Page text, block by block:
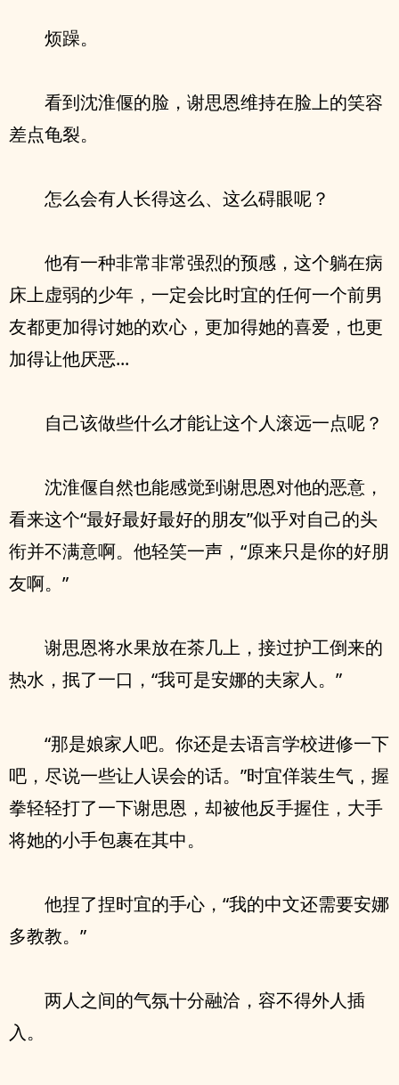
烦躁。
看到沈淮偃的脸，谢思恩维持在脸上的笑容
差点龟裂。
怎么会有人长得这么、这么碍眼呢？
他有一种非常非常强烈的预感，这个躺在病
床上虚弱的少年，一定会比时宜的任何一个前男
友都更加得讨她的欢心，更加得她的喜爱，也更
加得让他厌恶...
自己该做些什么才能让这个人滚远一点呢？
沈淮偃自然也能感觉到谢思恩对他的恶意，
看来这个“最好最好最好的朋友”似乎对自己的头
衔并不满意啊。他轻笑一声，“原来只是你的好朋
友啊。”
谢思恩将水果放在茶几上，接过护工倒来的
热水，抿了一口，“我可是安娜的夫家人。”
“那是娘家人吧。你还是去语言学校进修一下
吧，尽说一些让人误会的话。”时宜佯装生气，握
拳轻轻打了一下谢思恩，却被他反手握住，大手
将她的小手包裹在其中。
他捏了捏时宜的手心，“我的中文还需要安娜
多教教。”
两人之间的气氛十分融洽，容不得外人插
入。